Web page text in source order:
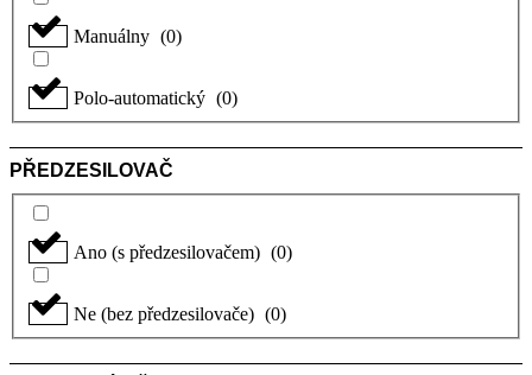
Manuálny (0)
Polo-automatický (0)
PŘEDZESILOVAČ
Ano (s předzesilovačem) (0)
Ne (bez předzesilovače) (0)